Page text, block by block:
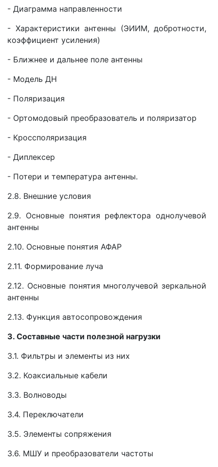
- Диаграмма направленности
- Характеристики антенны (ЭИИМ, добротности,
коэффициент усиления)
- Ближнее и дальнее поле антенны
- Модель ДН
- Поляризация
- Ортомодовый преобразователь и поляризатор
- Кроссполяризация
- Диплексер
- Потери и температура антенны.
2.8. Внешние условия
2.9. Основные понятия рефлектора однолучевой
антенны
2.10. Основные понятия АФАР
2.11. Формирование луча
2.12. Основные понятия многолучевой зеркальной
антенны
2.13. Функция автосопровождения
3. Составные части полезной нагрузки
3.1. Фильтры и элементы из них
3.2. Коаксиальные кабели
3.3. Волноводы
3.4. Переключатели
3.5. Элементы сопряжения
3.6. МШУ и преобразователи частоты